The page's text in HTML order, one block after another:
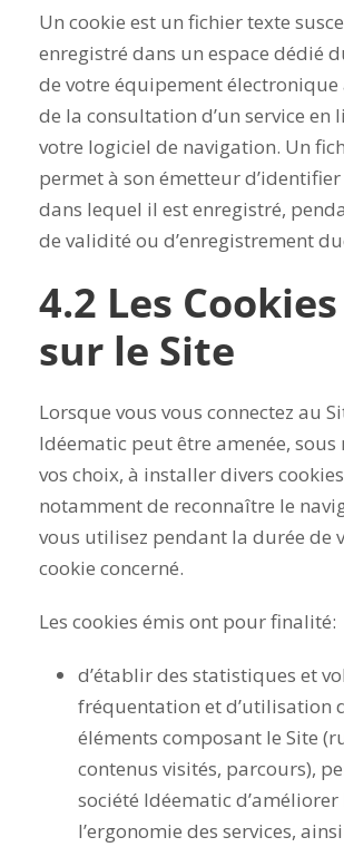
Un cookie est un fichier texte
enregistré dans un espace dédié
de votre équipement électronique
de la consultation d’un service en
votre logiciel de navigation. Un
permet à son émetteur
dans lequel il est enregistré,
de validité ou d’enregistrement
4.2 Les
sur le Site
Lorsque vous vous connectez au
Idéematic peut être amenée, sous
vos choix, à installer divers
notamment de reconnaître le
vous utilisez pendant la durée de
cookie concerné.
Les cookies émis ont pour finalité:
d’établir des statistiques et
fréquentation et d’utilisation
éléments composant le Site
contenus visités, parcours),
société Idéematic d’améliorer
l’ergonomie des services,